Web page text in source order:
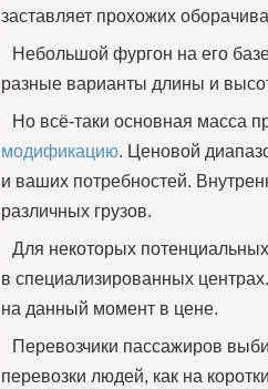
заставляет прохожих
Небольшой фургон на его
разные варианты длины и
Но всё-таки основная масса
модификацию. Ценовой
и ваших потребностей.
различных грузов.
Для некоторых
в специализированных центрах.
на данный момент в цене.
Перевозчики пассажиров
перевозки людей, как на